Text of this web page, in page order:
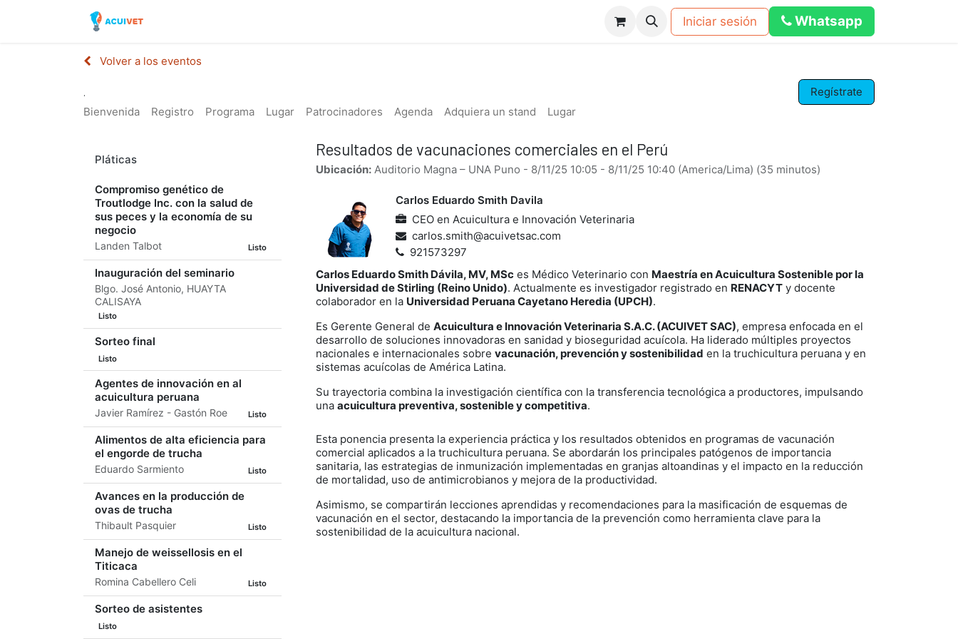
Cursos Eventos Blog Foro calculadora dosificacion
Iniciar sesión Whats​​a​​​​p​​​​​​​​​​​​​​p
Volver a los eventos
Regístrate
Bienvenida
Registro Programa Lugar Patrocinadores Agenda Adquiera un stand Lugar
Pláticas
Compromiso genético de
Troutlodge Inc. con la salud de
sus peces y la economía de su
negocio
Landen Talbot Listo
Inauguración del seminario
Blgo. José Antonio, HUAYTA
CALISAYA
Listo
Sorteo final
Listo
Agentes de innovación en al
acuicultura peruana
Javier Ramírez - Gastón Roe Listo
Alimentos de alta eficiencia para
el engorde de trucha
Eduardo Sarmiento Listo
Avances en la producción de
ovas de trucha
Thibault Pasquier Listo
Manejo de weissellosis en el
Titicaca
Romina Cabellero Celi Listo
Sorteo de asistentes
Listo
Resultados de vacunaciones comerciales en el Perú
Ubicación: Auditorio Magna – UNA Puno - 8/11/25 10:05 - 8/11/25 10:40(America/Lima) (35 minutos)
Carlos Eduardo Smith Davila
CEO en Acuicultura e Innovación Veterinaria
carlos.smith@acuivetsac.com
921573297
Carlos Eduardo Smith Dávila, MV, MSces Médico Veterinario con Maestría en Acuicultura Sostenible por la
Universidad de Stirling (Reino Unido). Actualmente es investigador registrado en RENACYTy docente
colaborador en la Universidad Peruana Cayetano Heredia (UPCH).
Es Gerente General de Acuicultura e Innovación Veterinaria S.A.C. (ACUIVET SAC), empresa enfocada en el
desarrollo de soluciones innovadoras en sanidad y bioseguridad acuícola. Ha liderado múltiples proyectos
nacionales e internacionales sobre vacunación, prevención y sostenibilidad en la truchicultura peruana y en
sistemas acuícolas de América Latina.
Su trayectoria combina la investigación científica con la transferencia tecnológica a productores, impulsando
una acuicultura preventiva, sostenible y competitiva.
Esta ponencia presenta la experiencia práctica y los resultados obtenidos en programas de vacunación
comercial aplicados a la truchicultura peruana. Se abordarán los principales patógenos de importancia
sanitaria, las estrategias de inmunización implementadas en granjas altoandinas y el impacto en la reducción
de mortalidad, uso de antimicrobianos y mejora de la productividad.
Asimismo, se compartirán lecciones aprendidas y recomendaciones para la masificación de esquemas de
vacunación en el sector, destacando la importancia de la prevención como herramienta clave para la
sostenibilidad de la acuicultura nacional.